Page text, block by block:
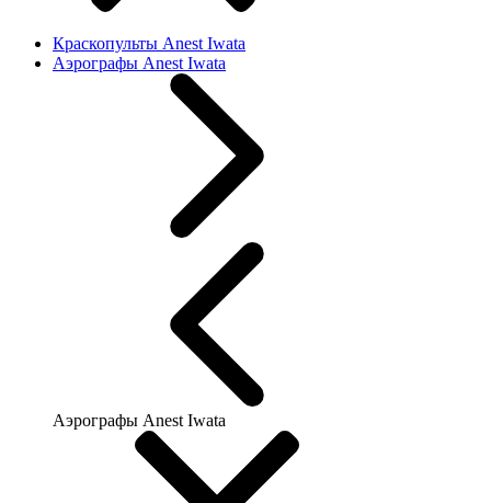
Краскопульты Anest Iwata
Аэрографы Anest Iwata
Аэрографы Anest Iwata